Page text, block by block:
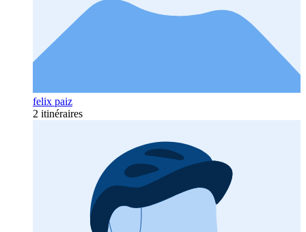
felix paiz
2 itinéraires